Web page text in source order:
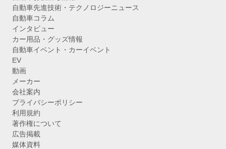
自動車先進技術・テクノロジーニュース
自動車コラム
インタビュー
カー用品・グッズ情報
自動車イベント・カーイベント
EV
動画
メーカー
会社案内
プライバシーポリシー
利用規約
著作権について
広告掲載
媒体資料